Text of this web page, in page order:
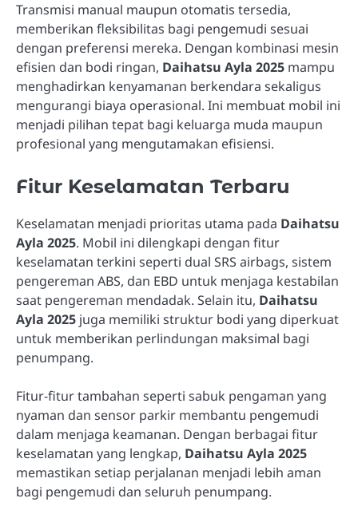
Transmisi manual maupun otomatis tersedia,
memberikan fleksibilitas bagi pengemudi sesuai
dengan preferensi mereka. Dengan kombinasi mesin
efisien dan bodi ringan, Daihatsu Ayla 2025 mampu
menghadirkan kenyamanan berkendara sekaligus
mengurangi biaya operasional. Ini membuat mobil ini
menjadi pilihan tepat bagi keluarga muda maupun
profesional yang mengutamakan efisiensi.
Fitur Keselamatan Terbaru
Keselamatan menjadi prioritas utama pada Daihatsu
Ayla 2025. Mobil ini dilengkapi dengan fitur
keselamatan terkini seperti dual SRS airbags, sistem
pengereman ABS, dan EBD untuk menjaga kestabilan
saat pengereman mendadak. Selain itu, Daihatsu
Ayla 2025 juga memiliki struktur bodi yang diperkuat
untuk memberikan perlindungan maksimal bagi
penumpang.
Fitur-fitur tambahan seperti sabuk pengaman yang
nyaman dan sensor parkir membantu pengemudi
dalam menjaga keamanan. Dengan berbagai fitur
keselamatan yang lengkap, Daihatsu Ayla 2025
memastikan setiap perjalanan menjadi lebih aman
bagi pengemudi dan seluruh penumpang.